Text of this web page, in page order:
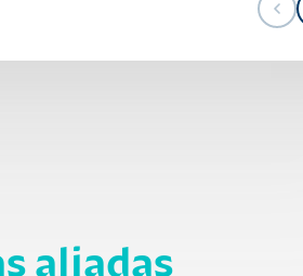
aliadas